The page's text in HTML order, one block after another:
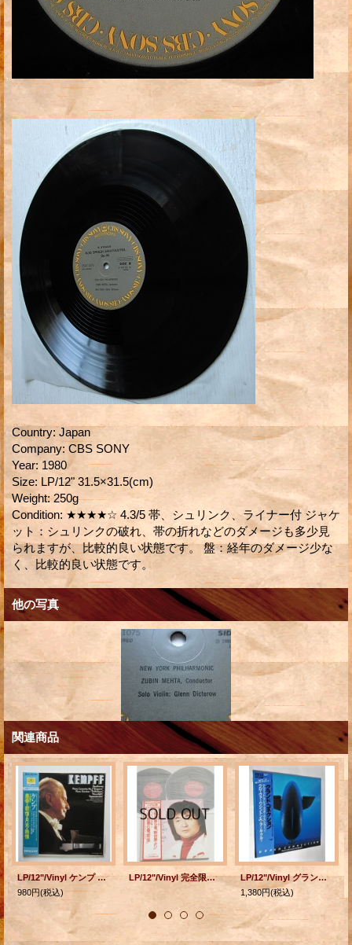
Country: Japan
Company: CBS SONY
Year: 1980
Size: LP/12" 31.5×31.5(cm)
Weight: 250g
Condition: ★★★★☆ 4.3/5 帯、シュリンク、ライナー付 ジャケ
ット：シュリンクの破れ、帯の折れなどのダメージも多少見
られますが、比較的良い状態です。 盤：経年のダメージ少な
く、比較的良い状態です。
他の写真
関連商品
LP/12"/Vinyl ケンプ ベートーヴェン:皇帝 三大ピアノ・ソナタ ケンプ(Pf) ライトナー＝ベルリン・フィルハーモニー 2枚組・帯付
980円(税込)
LP/12"/Vinyl 完全限定盤 2枚組 ドヴォルザーク 交響曲第9番「新世界より」 チャイコフスキー 交響曲第6番「悲愴」 小澤征爾指揮 サンフランシスコ交響楽団 ＆パリ管弦楽団 (1979) 輸入メタル原盤使用 PHILIPS 帯付
LP/12"/Vinyl グランド・コネクション デヴィット・マシューズ・オーケストラ・ウィズ・グローヴァー・ワシントンJr. & アール・クルー (1983) ELECTRIC BIRD 帯、ライナー付
1,380円(税込)